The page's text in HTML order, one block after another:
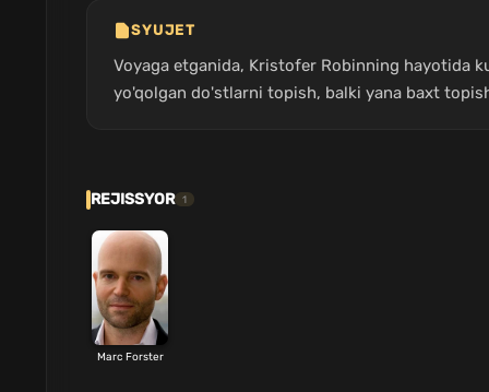
SYUJET
Voyaga etganida, Kristofer Robinning hayotida
yo'qolgan do'stlarni topish, balki yana baxt
REJISSYOR 1
Marc Forster